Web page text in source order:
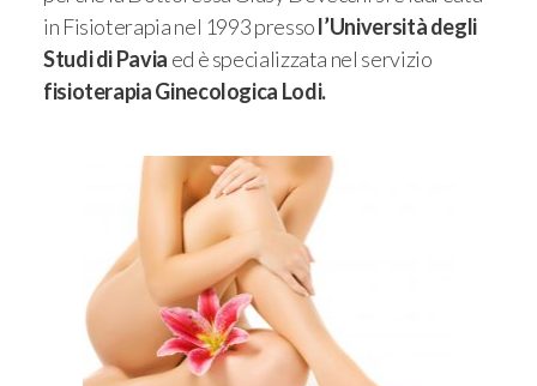
in Fisioterapia nel 1993 pressol’Università degli
Studi di Pavia ed è specializzata nel servizio
fisioterapia Ginecologica Lodi.